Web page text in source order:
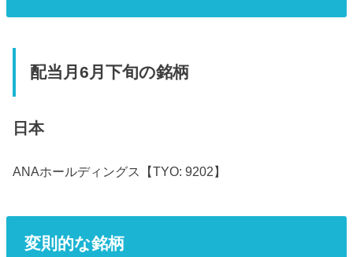
配当月6月下旬の銘柄
日本
ANAホールディングス【TYO: 9202】
変則的な銘柄